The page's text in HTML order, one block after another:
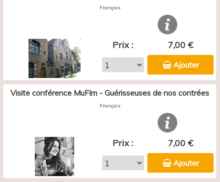
Français
Prix : 7,00 €
Ajouter
Visite conférence MuFIm - Guérisseuses de nos contrées
Français
Prix : 7,00 €
Ajouter